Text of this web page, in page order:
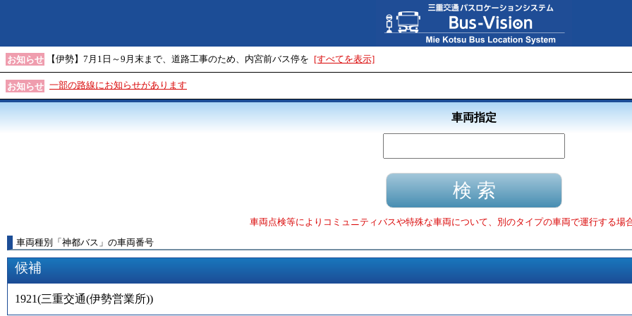
お知らせ 【伊勢】7月1日～9月末まで、道路工事のため、内宮前バス停を [すべてを表示]
お知らせ 一部の路線にお知らせがあります
車両指定
車両点検等によりコミュニティバスや特殊な車両について、別のタイプの車両で運行する場
車両種別
「 神都バス 」 の車両番号
候補
1921(三重交通(伊勢営業所))